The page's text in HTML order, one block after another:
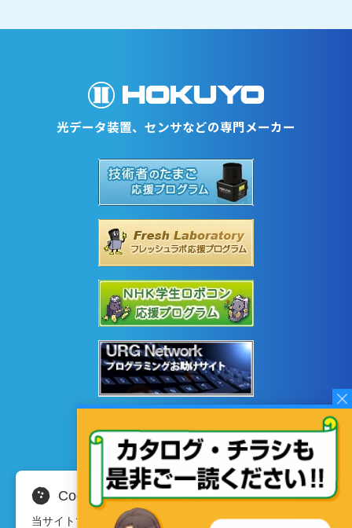
光データ装置、センサなどの専門メーカー
Cookieの使用について
当サイトではサイトの利便性向上のため、クッキ